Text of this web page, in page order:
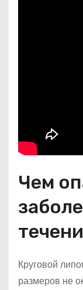
Чем
Круговой
размеров не